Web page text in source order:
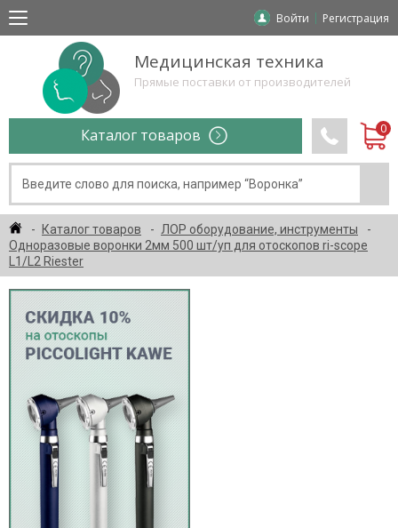
Войти Регистрация
Медицинская техника
Прямые поставки от производителей
Каталог товаров
Каталог товаров
ЛОР оборудование, инструменты
Одноразовые воронки 2мм 500 шт/уп для отоскопов ri-scope
L1/L2 Riester